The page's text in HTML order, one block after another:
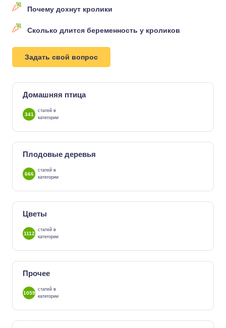
Почему дохнут кролики
Сколько длится беременность у кроликов
Задать свой вопрос
Домашняя птица
341
статей в
категории
Плодовые деревья
666
статей в
категории
Цветы
1112
статей в
категории
Прочее
1059
статей в
категории